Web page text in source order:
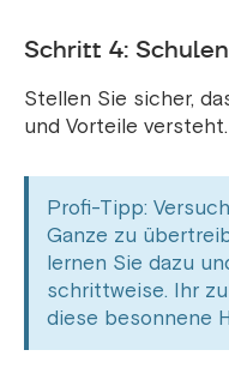
Schritt 4:
Stellen Sie sicher,
und Vorteile versteht.
Profi-Tipp:
Ganze zu
lernen Sie dazu
schrittweise. Ihr
diese besonnene